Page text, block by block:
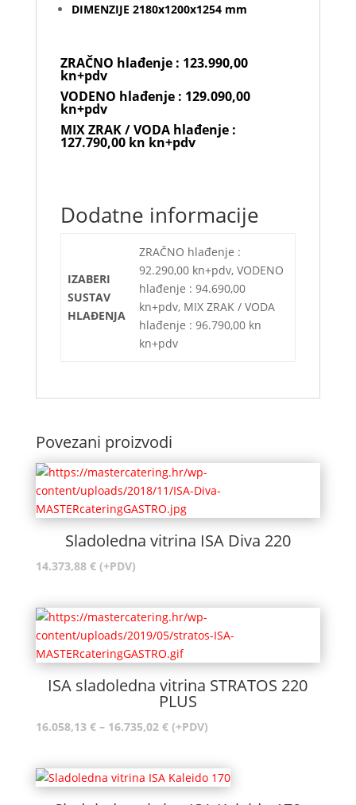
DIMENZIJE 2180x1200x1254 mm
ZRAČNO hlađenje : 123.990,00
kn+pdv
VODENO hlađenje : 129.090,00
kn+pdv
MIX ZRAK / VODA hlađenje :
127.790,00 kn kn+pdv
Dodatne informacije
IZABERI
SUSTAV
HLAĐENJA
ZRAČNO hlađenje :
92.290,00 kn+pdv, VODENO
hlađenje : 94.690,00
kn+pdv, MIX ZRAK / VODA
hlađenje : 96.790,00 kn
kn+pdv
Povezani proizvodi
Sladoledna vitrina ISA Diva 220
14.373,88 € (+PDV)
ISA sladoledna vitrina STRATOS 220
PLUS
16.058,13 € – 16.735,02 €Raspon
16.058,13 €
(+PDV)